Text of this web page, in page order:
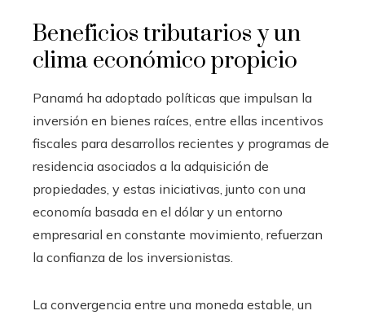
Beneficios tributarios y un
clima económico propicio
Panamá ha adoptado políticas que impulsan la
inversión en bienes raíces, entre ellas incentivos
fiscales para desarrollos recientes y programas de
residencia asociados a la adquisición de
propiedades, y estas iniciativas, junto con una
economía basada en el dólar y un entorno
empresarial en constante movimiento, refuerzan
la confianza de los inversionistas.
La convergencia entre una moneda estable, un